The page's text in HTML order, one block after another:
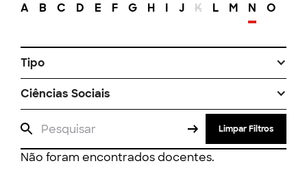
A B C D E F G H I J K L M N O
Tipo
Ciências Sociais
Limpar Filtros
Não foram encontrados docentes.